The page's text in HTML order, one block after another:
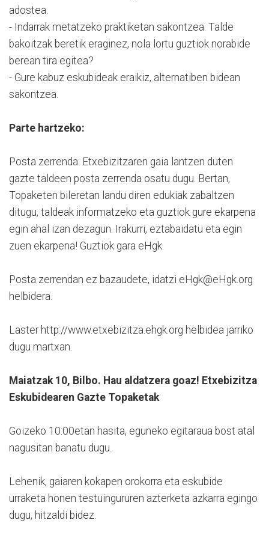
adostea.
- Indarrak metatzeko praktiketan sakontzea. Talde
bakoitzak beretik eraginez, nola lortu guztiok norabide
berean tira egitea?
- Gure kabuz eskubideak eraikiz, alternatiben bidean
sakontzea.
Parte hartzeko:
Posta zerrenda: Etxebizitzaren gaia lantzen duten
gazte taldeen posta zerrenda osatu dugu. Bertan,
Topaketen bileretan landu diren edukiak zabaltzen
ditugu, taldeak informatzeko eta guztiok gure ekarpena
egin ahal izan dezagun. Irakurri, eztabaidatu eta egin
zuen ekarpena! Guztiok gara eHgk.
Posta zerrendan ez bazaudete, idatzi eHgk@eHgk.org
helbidera.
Laster http://www.etxebizitza.ehgk.org helbidea jarriko
dugu martxan.
Maiatzak 10, Bilbo. Hau aldatzera goaz! Etxebizitza
Eskubidearen Gazte Topaketak
Goizeko 10:00etan hasita, eguneko egitaraua bost atal
nagusitan banatu dugu.
Lehenik, gaiaren kokapen orokorra eta eskubide
urraketa honen testuingururen azterketa azkarra egingo
dugu, hitzaldi bidez.